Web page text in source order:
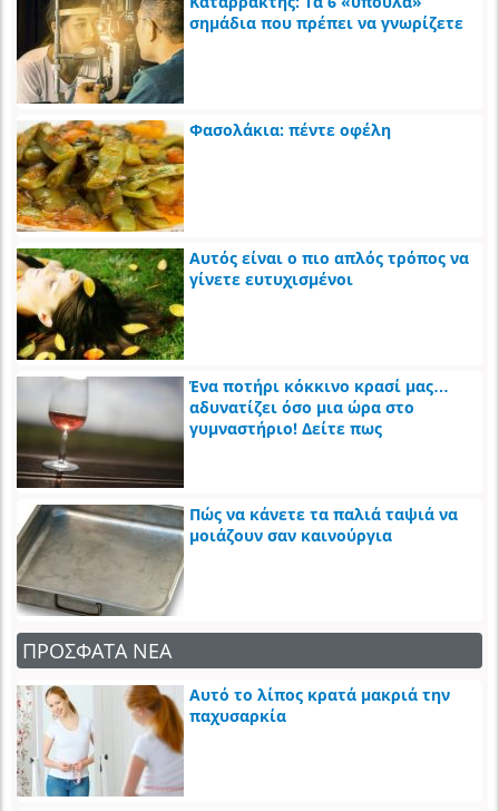
σημάδια που πρέπει να γνωρίζετε
Φασολάκια: πέντε οφέλη
Αυτός είναι ο πιο απλός τρόπος να
γίνετε ευτυχισμένοι
Ένα ποτήρι κόκκινο κρασί μας…
αδυνατίζει όσο μια ώρα στο
γυμναστήριο! Δείτε πως
Πώς να κάνετε τα παλιά ταψιά να
μοιάζουν σαν καινούργια
ΠΡΟΣΦΑΤΑ ΝΕΑ
Αυτό το λίπος κρατά μακριά την
παχυσαρκία